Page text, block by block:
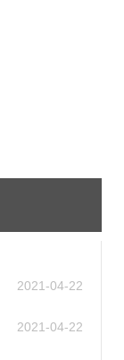
2021-04-22
2021-04-22